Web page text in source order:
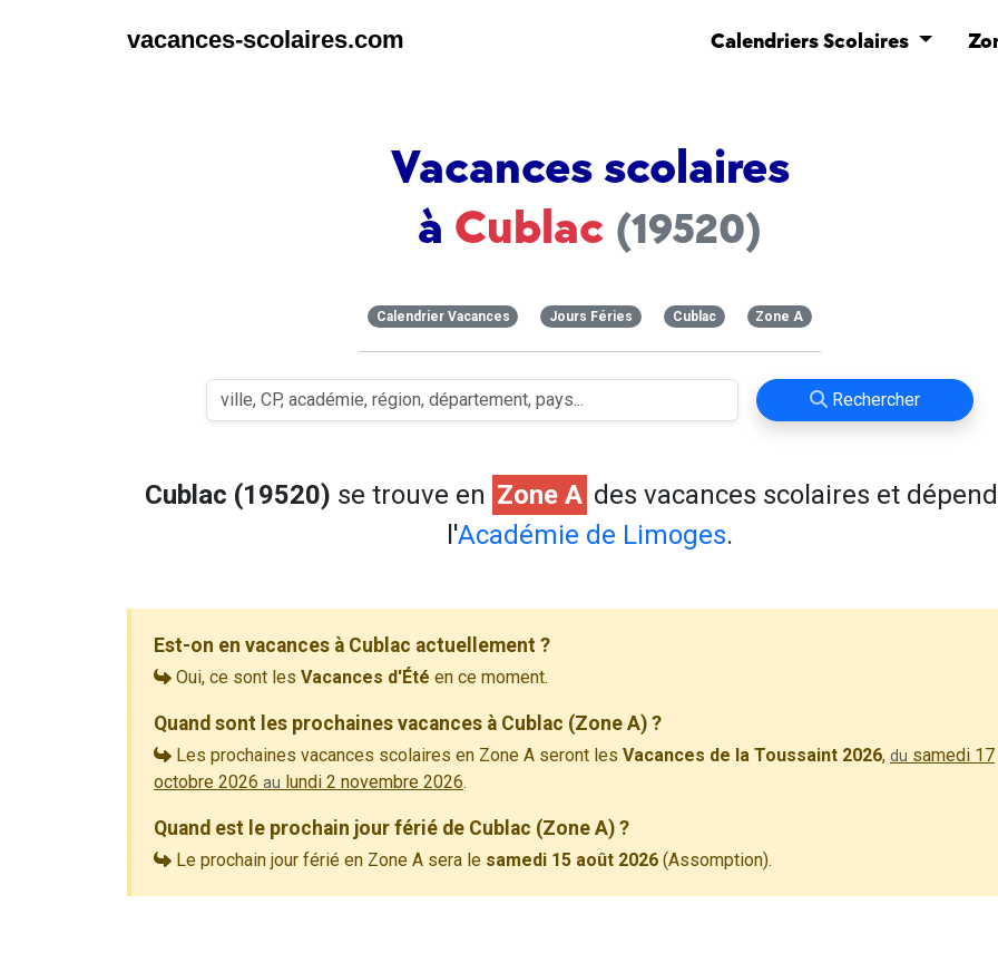
vacances-scolaires.com Calendriers Scolaires
Vacances scolaires
à Cublac (19520)
Calendrier Vacances Jours Féries Cublac Zone A
Rechercher
Cublac (19520) se trouve en Zone A des vacances scolaires et
l'Académie de Limoges.
Est-on en vacances à Cublac actuellement ?
Oui, ce sont les Vacances d'Été en ce moment.
Quand sont les prochaines vacances à Cublac (Zone A) ?
Les prochaines vacances scolaires en Zone A seront les Vacances de la Toussaint 2026, du samedi 17
octobre 2026 au lundi 2 novembre 2026.
Quand est le prochain jour férié de Cublac (Zone A) ?
Le prochain jour férié en Zone A sera le samedi 15 août 2026 (Assomption).